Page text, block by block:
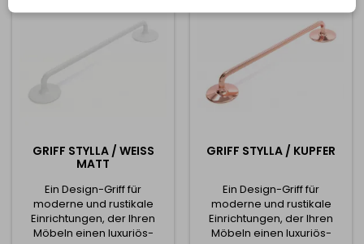
hochwertigem Metall mit...
GRIFF STYLLA / WEISS M
ATT
Ein Design-Griff für
moderne und rustikale
Einrichtungen, der Ihren
Möbeln einen luxuriös-
GRIFF STYLLA / KUPFER
Ein Design-Griff für
moderne und rustikale
Einrichtungen, der Ihren
Möbeln einen luxuriös-